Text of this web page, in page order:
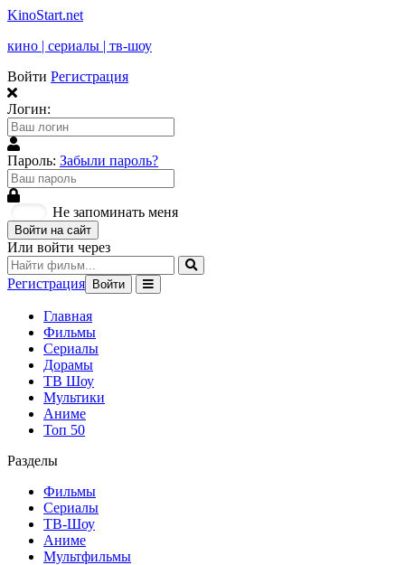
KinoStart.net
кино | сериалы | тв-шоу
Войти Регистрация
Логин:
Пароль: Забыли пароль?
Не запоминать меня
Войти на сайт
Или войти через
Регистрация Войти
Главная
Фильмы
Сериалы
Дорамы
ТВ Шоу
Мультики
Аниме
Топ 50
Разделы
Фильмы
Сериалы
ТВ-Шоу
Аниме
Мультфильмы